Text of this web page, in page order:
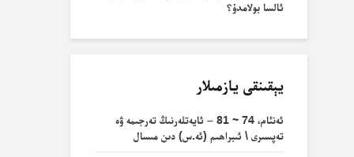
ئالسا بولامدۇ؟
يېقىنقى يازمىلار
ئەنئام، 74 ~ 81 – ئايەتلەرنىڭ تەرجىمە ۋە
تەپسىرى \ ئىبراھىم (ئە.س) دىن مىسال